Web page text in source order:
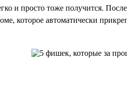
и просто тоже получится.
которое автоматически